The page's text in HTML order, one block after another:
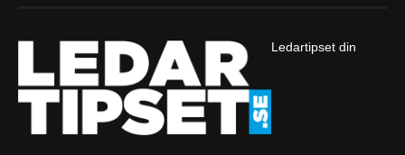
Ledartipset din